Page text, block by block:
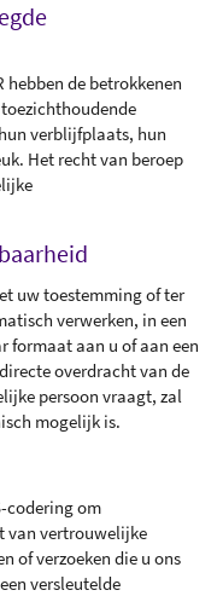
hebben de betrokkenen
verblijfplaats, hun
Het recht van beroep
uw toestemming of ter
verwerken, in een
formaat aan u of aan een
overdracht van de
persoon vraagt, zal
mogelijk is.
codering om
van vertrouwelijke
of verzoeken die u ons
versleutelde